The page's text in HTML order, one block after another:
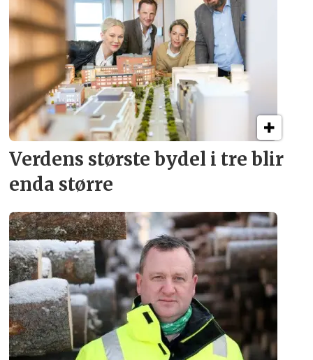
Verdens største bydel i tre blir
enda større